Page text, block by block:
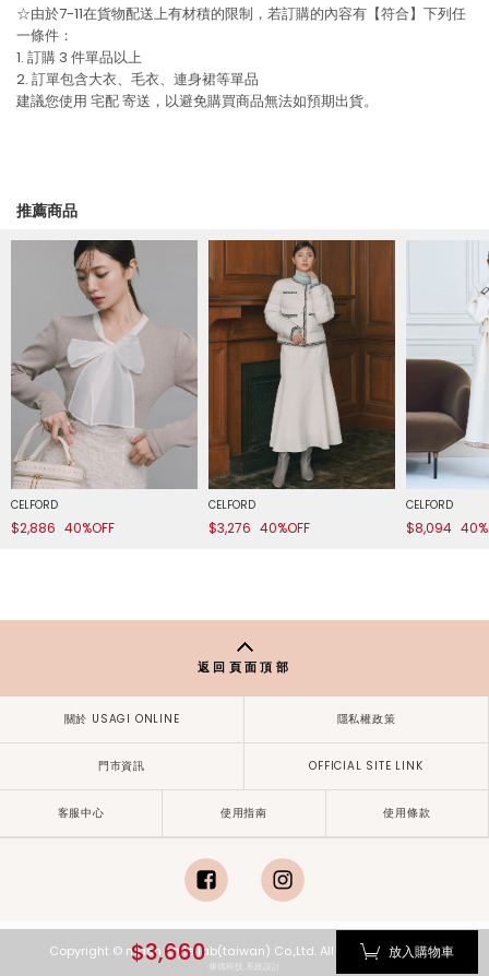
☆由於7-11在貨物配送上有材積的限制，若訂購的內容有【符合】下列任
一條件：
1. 訂購 3 件單品以上
2. 訂單包含大衣、毛衣、連身裙等單品
建議您使用 宅配寄送，以避免購買商品無法如預期出貨。
推薦商品
CELFORD
$2,886 40%OFF
CELFORD
$3,276 40%OFF
CELFORD
$8,094
$3,660 放入購物車
返回頁面頂部
關於 USAGI ONLINE 隱私權政策
門市資訊 OFFICIAL SITE LINK
客服中心 使用指南 使用條款
Copyright © mash style lab(taiwan) Co.,Ltd. All Rights Reserved.
康德科技 系統設計